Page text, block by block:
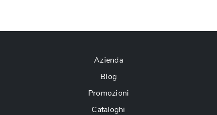
Azienda
Blog
Promozioni
Cataloghi